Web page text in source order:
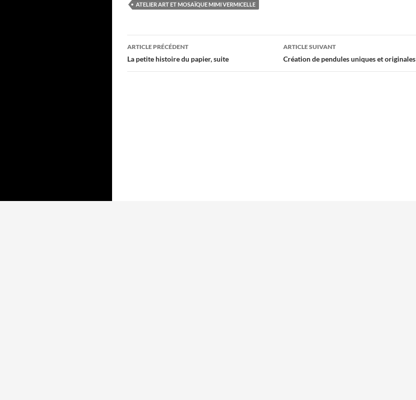
ATELIER ART ET MOSAÏQUE MIMI VERMICELLE
Navigation
des
ARTICLE PRÉCÉDENT
La petite histoire du papier, suite
ARTICLE SUIVANT
Création de pendules uniques et originales